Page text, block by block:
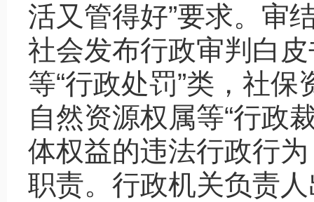
活又管得好”要求。审
社会发布行政审判白
等“行政处罚”类，社保
自然资源权属等“行政
体权益的违法行政行
职责。行政机关负责